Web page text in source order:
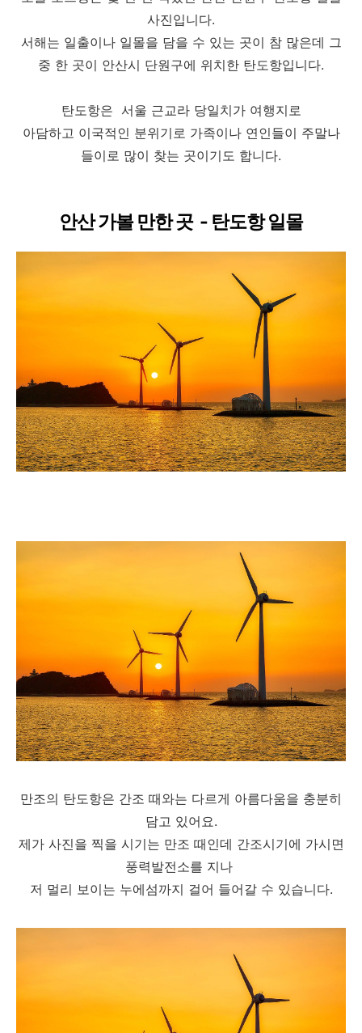
사진입니다.
서해는 일출이나 일몰을 담을 수 있는 곳이 참 많은데 그
중 한 곳이 안산시 단원구에 위치한 탄도항입니다.
탄도항은 서울 근교라 당일치가 여행지로
아담하고 이국적인 분위기로 가족이나 연인들이 주말나
들이로 많이 찾는 곳이기도 합니다.
안산 가볼 만한 곳 - 탄도항 일몰
만조의 탄도항은 간조 때와는 다르게 아름다움을 충분히
담고 있어요.
제가 사진을 찍을 시기는 만조 때인데 간조시기에 가시면
풍력발전소를 지나
저 멀리 보이는 누에섬까지 걸어 들어갈 수 있습니다.